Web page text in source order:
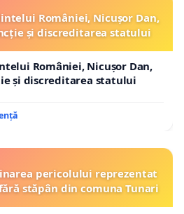
României, Nicușor Dan,
și discreditarea statului
României, Nicușor Dan,
și discreditarea statului
pericolului reprezentat
stăpân din comuna Tunari